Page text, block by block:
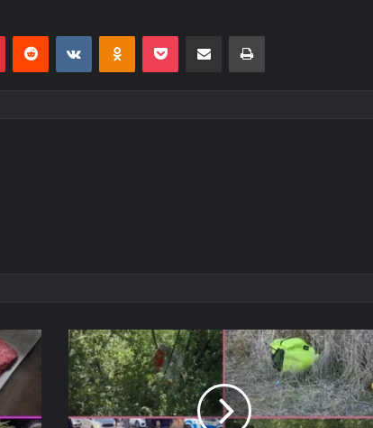
PinterestReddit VKontakteOdnoklassniki
Pocket E-Posta ile paylaş Yazdır